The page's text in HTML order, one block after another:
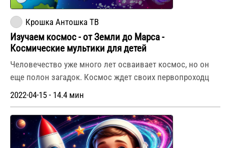
Крошка Антошка ТВ
Изучаем космос - от Земли до Марса -
Космические мультики для детей
Человечество уже много лет осваивает космос, но он
еще полон загадок. Космос ждет своих первопроходц
2022-04-15 - 14.4 мин